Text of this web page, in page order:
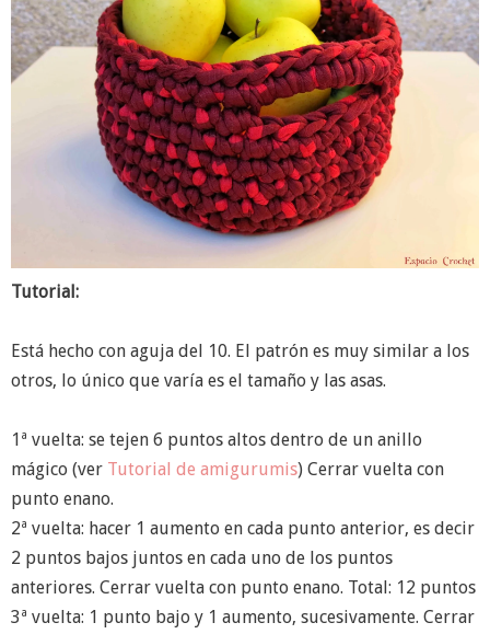
Tutorial:
Está hecho con aguja del 10. El patrón es muy similar a los
otros, lo único que varía es el tamaño y las asas.
1ª vuelta: se tejen 6 puntos altos dentro de un anillo
mágico (ver Tutorial de amigurumis) Cerrar vuelta con
punto enano.
2ª vuelta: hacer 1 aumento en cada punto anterior, es decir
2 puntos bajos juntos en cada uno de los puntos
anteriores. Cerrar vuelta con punto enano. Total: 12 puntos
3ª vuelta: 1 punto bajo y 1 aumento, sucesivamente. Cerrar